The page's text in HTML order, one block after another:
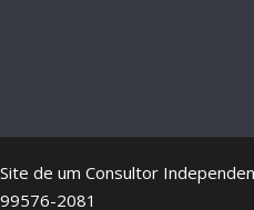
Site de um Consultor
99576-2081